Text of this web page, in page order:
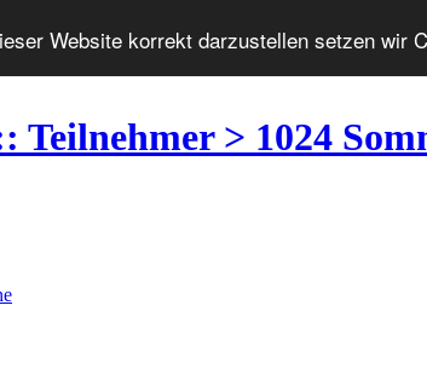
Website korrekt darzustellen setzen wir
Teilnehmer > 1024